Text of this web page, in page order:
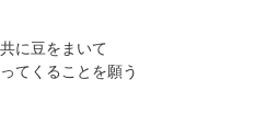
に豆をまいて
てくることを願う